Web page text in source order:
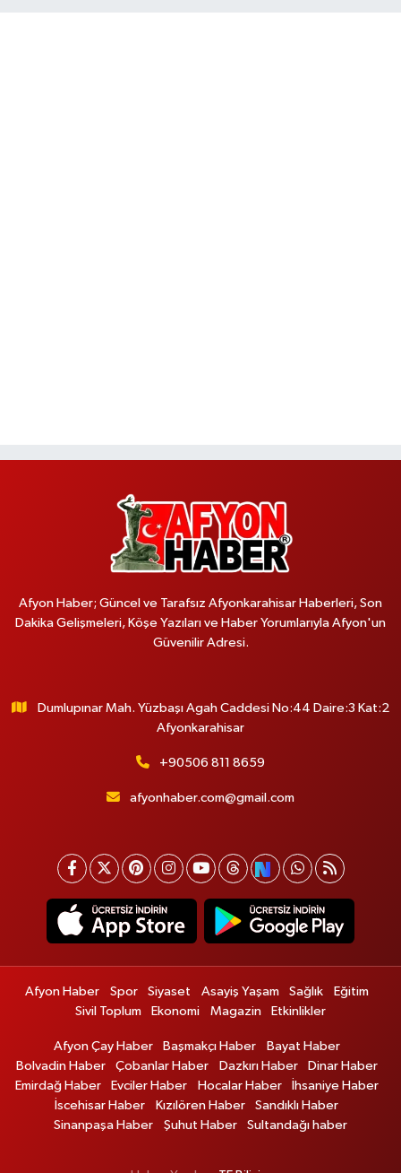
Afyon Haber; Güncel ve Tarafsız Afyonkarahisar Haberleri, Son
Dakika Gelişmeleri, Köşe Yazıları ve Haber Yorumlarıyla Afyon'un
Güvenilir Adresi.
Dumlupınar Mah. Yüzbaşı Agah Caddesi No:44 Daire:3 Kat:2
Afyonkarahisar
+90506 811 8659
afyonhaber.com@gmail.com
Afyon Haber Spor Siyaset Asayiş Yaşam Sağlık
Eğitim
Sivil Toplum
Ekonomi Magazin Etkinlikler
Afyon Çay Haber Başmakçı Haber
Bayat Haber
Bolvadin Haber
Çobanlar Haber Dazkırı Haber
Dinar Haber
Emirdağ Haber
Evciler Haber Hocalar Haber
İhsaniye Haber
İscehisar Haber
Kızılören Haber
Sandıklı Haber
Sinanpaşa Haber
Şuhut Haber Sultandağı haber